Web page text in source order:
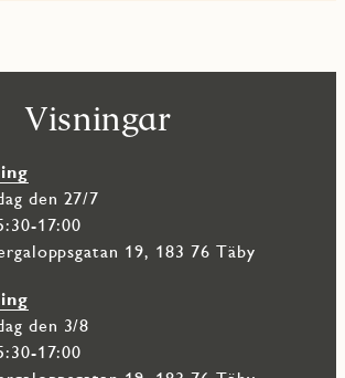
Visningar
den 27/7
17:00
19, 183 76 Täby
den 3/8
17:00